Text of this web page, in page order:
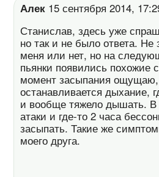
Алек 15 сентября 2014,
Станислав, здесь уже
но так и не было ответа. Не
меня или нет, но на
пьянки появились похожие
момент засыпания ощущаю,
останавливается дыхание,
и вообще тяжело дышать. В
атаки и где-то 2 часа
засыпать. Такие же
моего друга.